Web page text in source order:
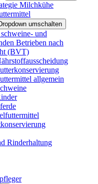
Milchkühe
umschalten
und
Betrieben nach
(BVT)
allgemein
Rinderhaltung